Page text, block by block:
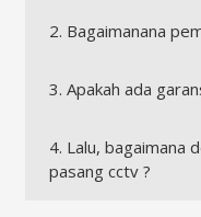
2. Bagaimanana
3. Apakah ada
4. Lalu, bagaimana
pasang cctv ?